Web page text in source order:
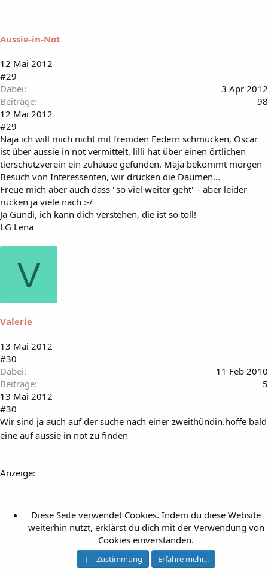
Aussie-in-Not
12 Mai 2012
#29
Dabei
3 Apr 2012
Beiträge
98
12 Mai 2012
#29
Naja ich will mich nicht mit fremden Federn schmücken, Oscar
ist über aussie in not vermittelt, lilli hat über einen örtlichen
tierschutzverein ein zuhause gefunden. Maja bekommt morgen
Besuch von Interessenten, wir drücken die Daumen...
Freue mich aber auch dass "so viel weiter geht" - aber leider
rücken ja viele nach :-/
Ja Gundi, ich kann dich verstehen, die ist so toll!
LG Lena
V
Valerie
13 Mai 2012
#30
Dabei
11 Feb 2010
Beiträge
5
13 Mai 2012
#30
Wir sind ja auch auf der suche nach einer zweithündin.hoffe bald
eine auf aussie in not zu finden
Anzeige:
Diese Seite verwendet Cookies. Indem du diese Website
weiterhin nutzt, erklärst du dich mit der Verwendung von
Cookies einverstanden.
Zustimmung Erfahre mehr...